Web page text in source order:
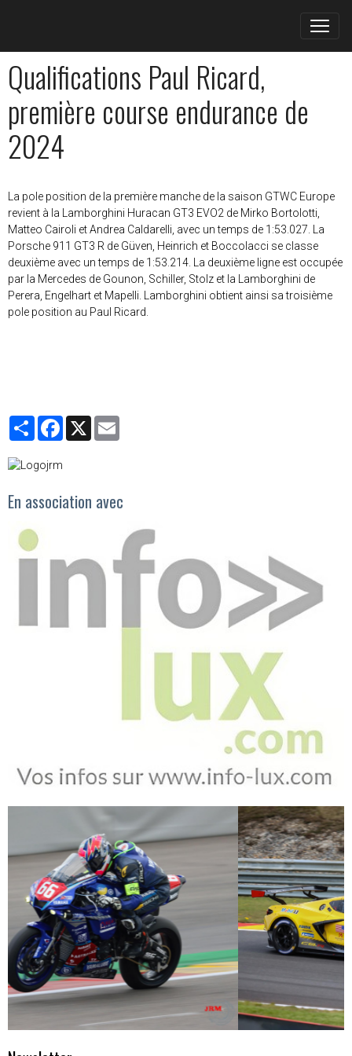
Qualifications Paul Ricard,
première course endurance de
2024
La pole position de la première manche de la saison GTWC Europe
revient à la Lamborghini Huracan GT3 EVO2 de Mirko Bortolotti,
Matteo Cairoli et Andrea Caldarelli, avec un temps de 1:53.027. La
Porsche 911 GT3 R de Güven, Heinrich et Boccolacci se classe
deuxième avec un temps de 1:53.214. La deuxième ligne est occupée
par la Mercedes de Gounon, Schiller, Stolz et la Lamborghini de
Perera, Engelhart et Mapelli. Lamborghini obtient ainsi sa troisième
pole position au Paul Ricard.
PartagerFacebook
X
En association avec